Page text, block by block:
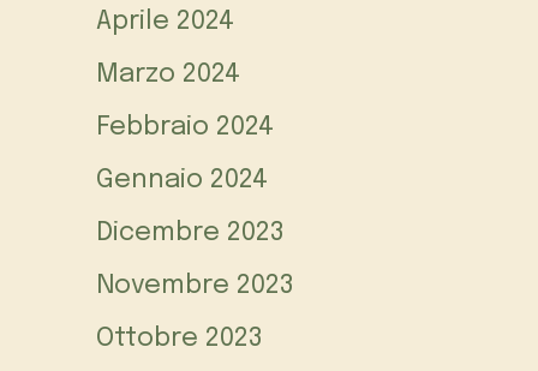
Aprile 2024
Marzo 2024
Febbraio 2024
Gennaio 2024
Dicembre 2023
Novembre 2023
Ottobre 2023